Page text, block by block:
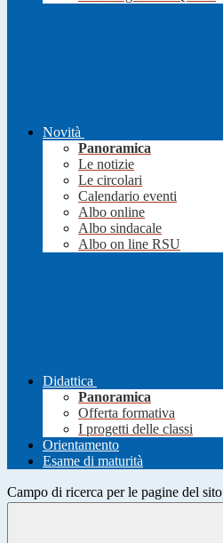
Novità
Panoramica
Le notizie
Le circolari
Calendario eventi
Albo online
Albo sindacale
Albo on line RSU
Didattica
Panoramica
Offerta formativa
I progetti delle classi
Orientamento
Esame di maturità
Campo di ricerca per le pagine del sito